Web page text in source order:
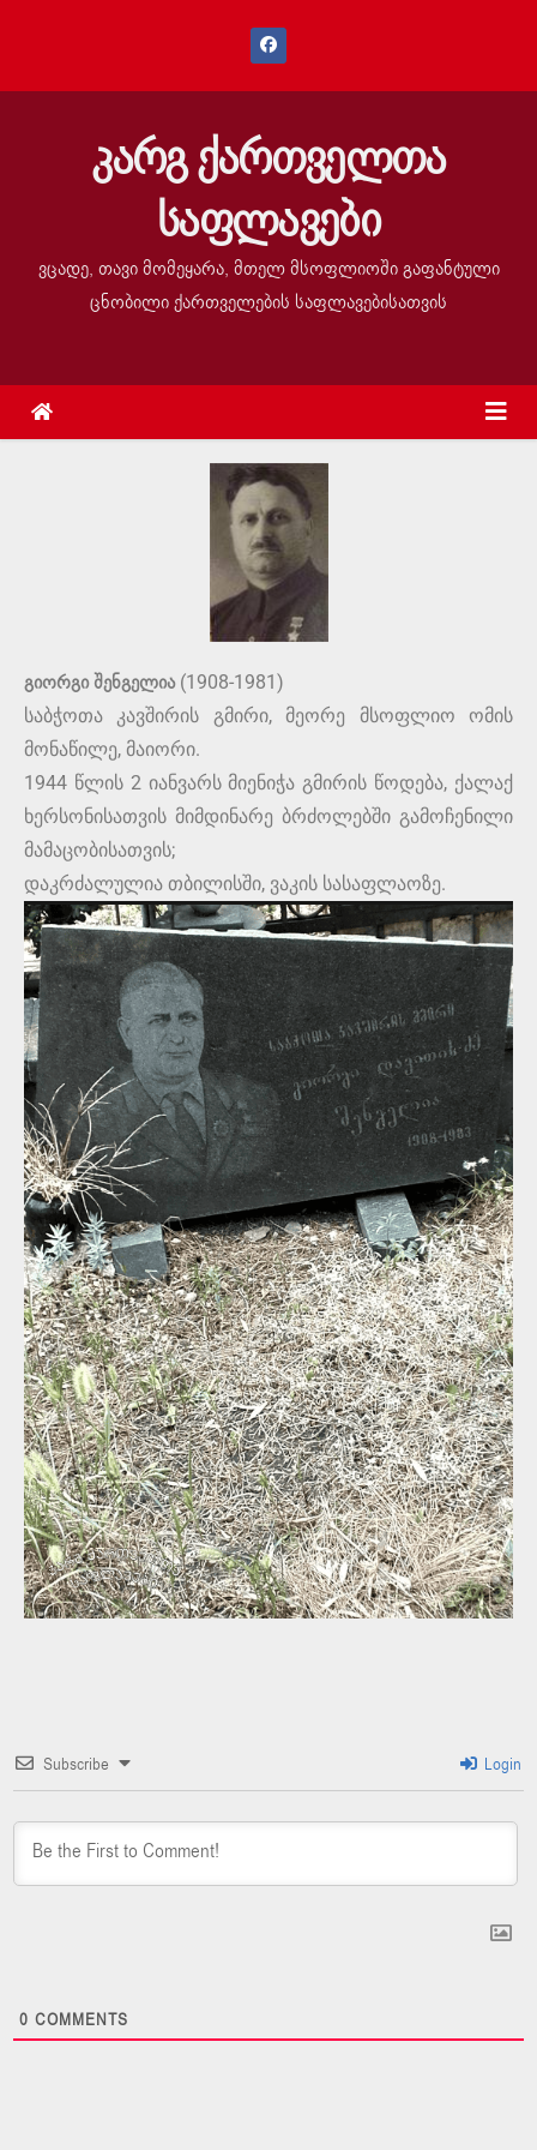
კარგ ქართველთა
საფლავები
ვცადე, თავი მომეყარა, მთელ მსოფლიოში გაფანტული
ცნობილი ქართველების საფლავებისათვის
გიორგი შენგელია(1908-1981)
საბჭოთა კავშირის გმირი, მეორე მსოფლიო ომის
მონაწილე, მაიორი.
1944 წლის 2 იანვარს მიენიჭა გმირის წოდება, ქალაქ
ხერსონისათვის მიმდინარე ბრძოლებში გამოჩენილი
მამაცობისათვის;
დაკრძალულია თბილისში, ვაკის სასაფლაოზე.
Subscribe Login
0 COMMENTS